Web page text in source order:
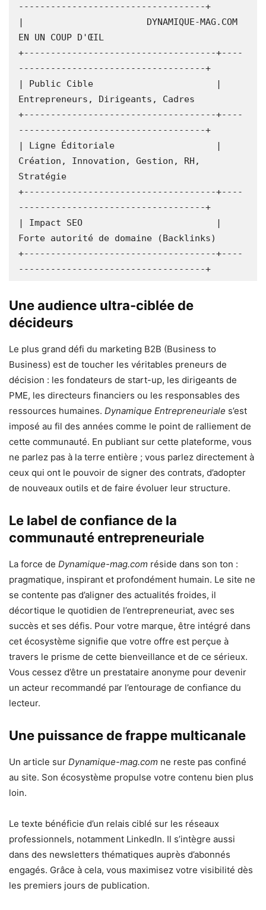
-----------------------------------+
|                       DYNAMIQUE-MAG.COM
EN UN COUP D'ŒIL
+------------------------------------+----
-----------------------------------+
| Public Cible                       |
Entrepreneurs, Dirigeants, Cadres
+------------------------------------+----
-----------------------------------+
| Ligne Éditoriale                   |
Création, Innovation, Gestion, RH,
Stratégie
+------------------------------------+----
-----------------------------------+
| Impact SEO                         |
Forte autorité de domaine (Backlinks)
+------------------------------------+----
Une audience ultra-ciblée de
décideurs
Le plus grand défi du marketing B2B (Business to
Business) est de toucher les véritables preneurs de
décision : les fondateurs de start-up, les dirigeants de
PME, les directeurs financiers ou les responsables des
ressources humaines. Dynamique Entrepreneuriale s’est
imposé au fil des années comme le point de ralliement de
cette communauté. En publiant sur cette plateforme, vous
ne parlez pas à la terre entière ; vous parlez directement à
ceux qui ont le pouvoir de signer des contrats, d’adopter
de nouveaux outils et de faire évoluer leur structure.
Le label de confiance de la
communauté entrepreneuriale
La force de Dynamique-mag.com réside dans son ton :
pragmatique, inspirant et profondément humain. Le site ne
se contente pas d’aligner des actualités froides, il
décortique le quotidien de l’entrepreneuriat, avec ses
succès et ses défis. Pour votre marque, être intégré dans
cet écosystème signifie que votre offre est perçue à
travers le prisme de cette bienveillance et de ce sérieux.
Vous cessez d’être un prestataire anonyme pour devenir
un acteur recommandé par l’entourage de confiance du
lecteur.
Une puissance de frappe multicanale
Un article sur Dynamique-mag.com ne reste pas confiné
au site. Son écosystème propulse votre contenu bien plus
loin.
Le texte bénéficie d’un relais ciblé sur les réseaux
professionnels, notamment LinkedIn. Il s’intègre aussi
dans des newsletters thématiques auprès d’abonnés
engagés. Grâce à cela, vous maximisez votre visibilité dès
les premiers jours de publication.